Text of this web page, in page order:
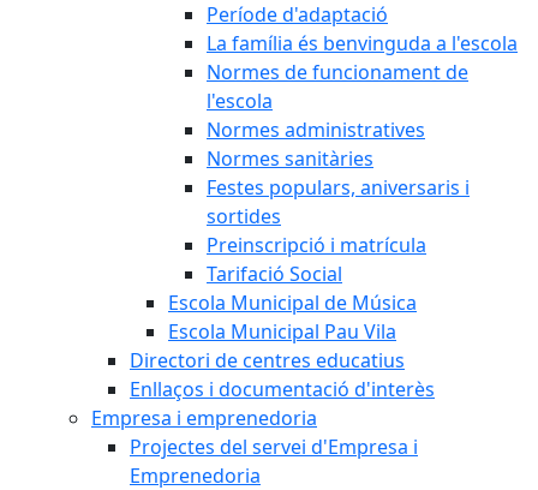
Període d'adaptació
La família és benvinguda a l'escola
Normes de funcionament de
l'escola
Normes administratives
Normes sanitàries
Festes populars, aniversaris i
sortides
Preinscripció i matrícula
Tarifació Social
Escola Municipal de Música
Escola Municipal Pau Vila
Directori de centres educatius
Enllaços i documentació d'interès
Empresa i emprenedoria
Projectes del servei d'Empresa i
Emprenedoria